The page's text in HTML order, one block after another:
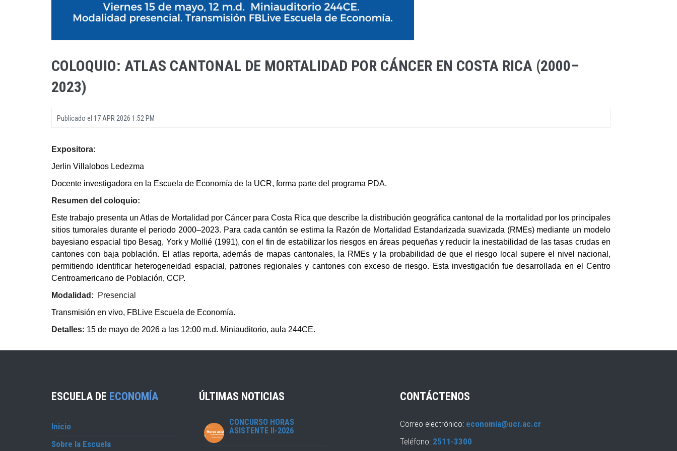
COLOQUIO: ATLAS CANTONAL DE MORTALIDAD POR CÁNCER EN COSTA RICA (2000–
2023)
Publicado el 17 APR 2026 1:52 PM
Expositora:
Jerlin Villalobos Ledezma
Docente investigadora en la Escuela de Economía de la UCR, forma parte del programa PDA.
Resumen del coloquio:
Este trabajo presenta un Atlas de Mortalidad por Cáncer para Costa Rica que describe la distribución geográfica cantonal de la mortalidad por los principales
sitios tumorales durante el periodo 2000–2023. Para cada cantón se estima la Razón de Mortalidad Estandarizada suavizada (RMEs) mediante un modelo
bayesiano espacial tipo Besag, York y Mollié (1991), con el fin de estabilizar los riesgos en áreas pequeñas y reducir la inestabilidad de las tasas crudas en
cantones con baja población. El atlas reporta, además de mapas cantonales, la RMEs y la probabilidad de que el riesgo local supere el nivel nacional,
permitiendo identificar heterogeneidad espacial, patrones regionales y cantones con exceso de riesgo. Esta investigación fue desarrollada en el Centro
Centroamericano de Población, CCP.
Modalidad:
Presencial
Transmisión en vivo, FBLive Escuela de Economía.
Detalles: 15 de mayo de 2026 a las 12:00 m.d. Miniauditorio, aula 244CE.
ESCUELA DE ECONOMÍA
Inicio
Sobre la Escuela
ÚLTIMAS NOTICIAS
CONCURSO HORAS
ASISTENTE II-2026
CONTÁCTENOS
Correo electrónico: economia@ucr.ac.cr
Teléfono: 2511-3300